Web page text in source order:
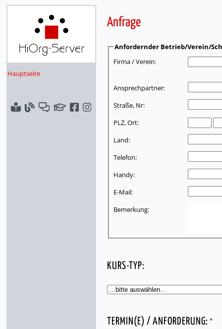
Hauptseite
Anfrage
Anfordernder Betrieb/Verein/
Firma / Verein:
Ansprechpartner:
Straße, Nr:
PLZ, Ort:
Land:
Telefon:
Handy:
E-Mail:
Bemerkung:
KURS-TYP:
TERMIN(E) / ANFORDERUNG: *